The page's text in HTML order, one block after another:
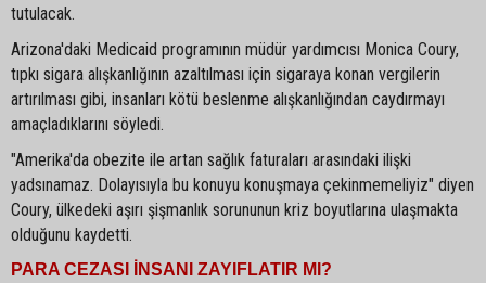
tutulacak.
Arizona'daki Medicaid programının müdür yardımcısı Monica Coury,
tıpkı sigara alışkanlığının azaltılması için sigaraya konan vergilerin
artırılması gibi, insanları kötü beslenme alışkanlığından caydırmayı
amaçladıklarını söyledi.
"Amerika'da obezite ile artan sağlık faturaları arasındaki ilişki
yadsınamaz. Dolayısıyla bu konuyu konuşmaya çekinmemeliyiz" diyen
Coury, ülkedeki aşırı şişmanlık sorununun kriz boyutlarına ulaşmakta
olduğunu kaydetti.
PARA CEZASI İNSANI ZAYIFLATIR MI?